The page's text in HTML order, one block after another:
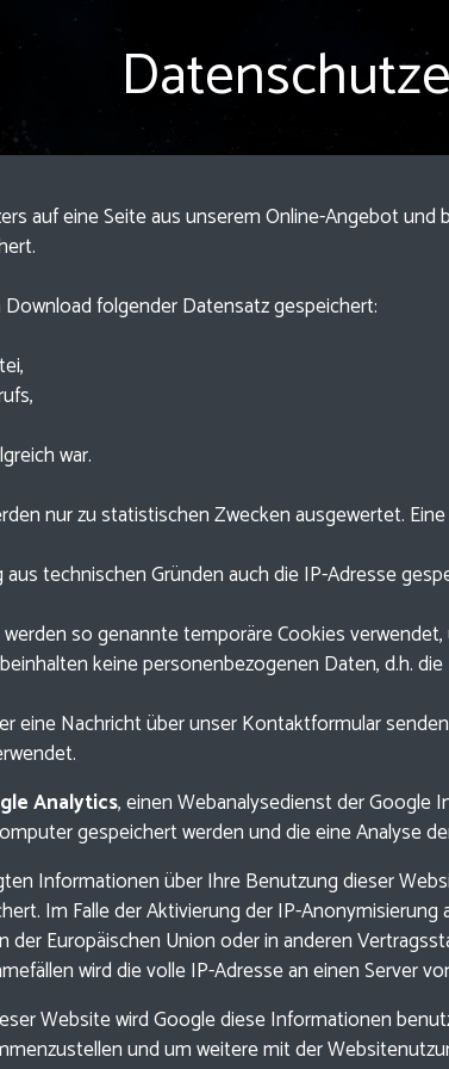
auf eine Seite aus unserem Online-Angebot
folgender Datensatz gespeichert:
war.
nur zu statistischen Zwecken ausgewertet.
aus technischen Gründen auch die IP-Adresse
so genannte temporäre Cookies
keine personenbezogenen Daten, d.h.
eine Nachricht über unser Kontaktformular
Analytics, einen Webanalysedienst der Google
gespeichert werden und die eine Analyse
Informationen über Ihre Benutzung dieser
Im Falle der Aktivierung der IP-
der Europäischen Union oder in anderen
wird die volle IP-Adresse an einen Server
Website wird Google diese Informationen
und um weitere mit der